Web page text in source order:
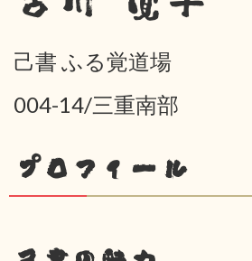
己書 ふる覚道場
004-14/三重南部
プロフィール